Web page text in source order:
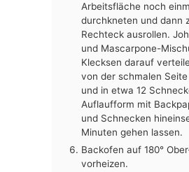
Arbeitsfläche noch
durchkneten und dann
Rechteck ausrollen.
und Mascarpone-
Klecksen darauf
von der schmalen
und in etwa 12
Auflaufform mit
und Schnecken
Minuten gehen lassen.
Backofen auf 180°
vorheizen.